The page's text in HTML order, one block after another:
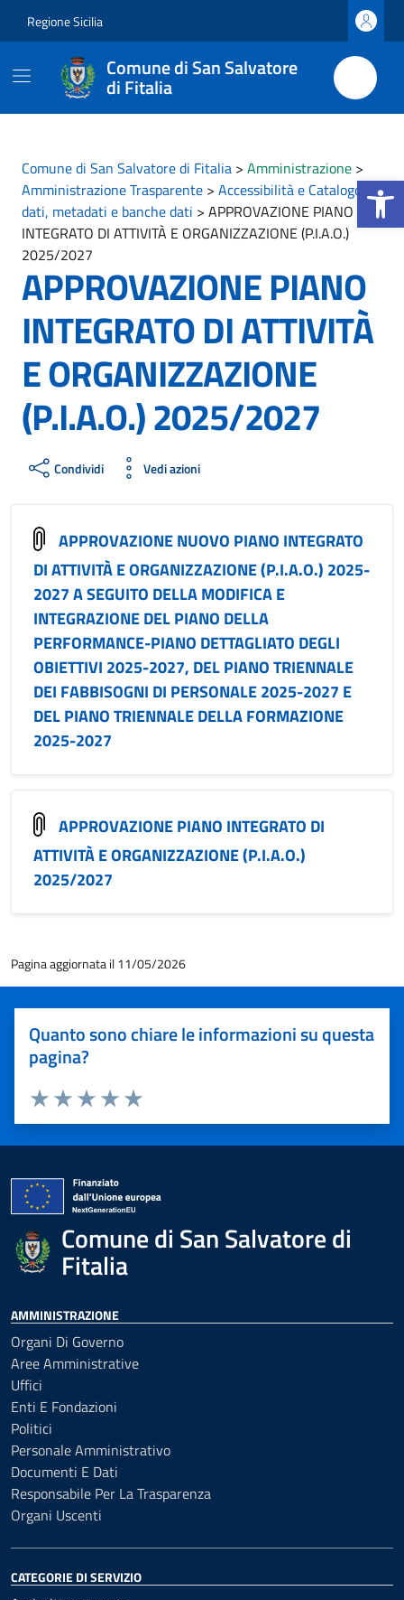
Apri la
Regione Sicilia
Comune di San Salvatore
di Fitalia
Comune di San Salvatore di Fitalia > Amministrazione >
Amministrazione Trasparente > Accessibilità e Catalogo di
dati, metadati e banche dati > APPROVAZIONE PIANO
INTEGRATO DI ATTIVITÀ E ORGANIZZAZIONE (P.I.A.O.)
2025/2027
APPROVAZIONE PIANO
INTEGRATO DI ATTIVITÀ
E ORGANIZZAZIONE
(P.I.A.O.) 2025/2027
Condividi Vedi azioni
APPROVAZIONE NUOVO PIANO INTEGRATO
DI ATTIVITÀ E ORGANIZZAZIONE (P.I.A.O.) 2025-
2027 A SEGUITO DELLA MODIFICA E
INTEGRAZIONE DEL PIANO DELLA
PERFORMANCE-PIANO DETTAGLIATO DEGLI
OBIETTIVI 2025-2027, DEL PIANO TRIENNALE
DEI FABBISOGNI DI PERSONALE 2025-2027 E
DEL PIANO TRIENNALE DELLA FORMAZIONE
2025-2027
APPROVAZIONE PIANO INTEGRATO DI
ATTIVITÀ E ORGANIZZAZIONE (P.I.A.O.)
2025/2027
Pagina aggiornata il 11/05/2026
Quanto sono chiare le informazioni su questa
pagina?
Valuta 5 stelle su 5
Valuta 4 stelle su 5
Valuta 3 stelle su 5
Valuta 2 stelle su 5
Valuta 1 stelle su 5
Comune di San Salvatore di
Fitalia
AMMINISTRAZIONE
Organi Di Governo
Aree Amministrative
Uffici
Enti E Fondazioni
Politici
Personale Amministrativo
Documenti E Dati
Responsabile Per La Trasparenza
Organi Uscenti
CATEGORIE DI SERVIZIO